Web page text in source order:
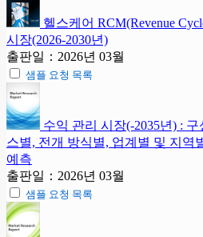
헬스케어 RCM(Revenue
시장(2026-2030년)
출판일：2026년 03월
샘플 요청 목록
수익 관리 시장(-2035년) :
스별, 전개 방식별, 업계별 및 지역
예측
출판일：2026년 03월
샘플 요청 목록